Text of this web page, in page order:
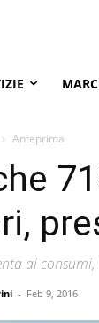
Anteprima
ai
- Feb 9, 2016